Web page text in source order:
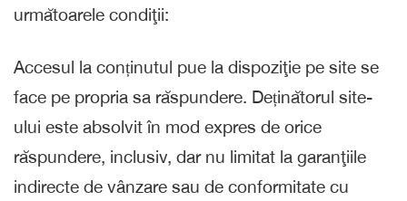
următoarele condiţii:
Accesul la conținutul pue la dispoziţie pe site se
face pe propria sa răspundere. Deținătorul site-
ului este absolvit în mod expres de orice
răspundere, inclusiv, dar nu limitat la garanţiile
indirecte de vânzare sau de conformitate cu